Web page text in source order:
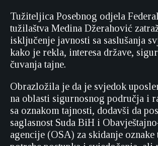
Tužiteljica Posebnog odjela
tužilaštva Medina Džerahović
isključenje javnosti sa saslušanja
kako je rekla, interesa države,
čuvanja tajne.
Obrazložila je da je svjedok
na oblasti sigurnosnog područja i
sa oznakom tajnosti, dodavši da
saglasnost Suda BiH i
agencije (OSA) za skidanje oznake